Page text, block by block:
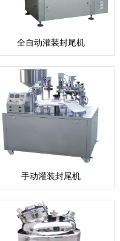
全自动灌装封尾机
手动灌装封尾机